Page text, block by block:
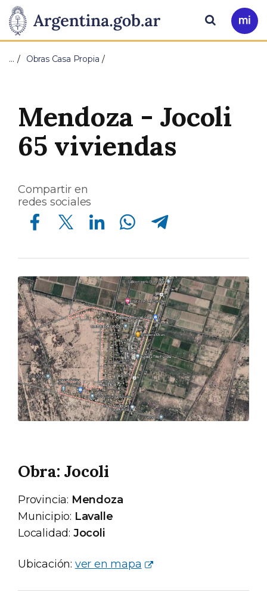
Presidencia
de
Nación
Pasar al contenido principal
Ir
a
Buscar
… Obras Casa Propia
Mendoza - Jocoli
65 viviendas
Compartir en
redes sociales
Compartir en Facebook Compartir en Twitter Compartir en Linkedin Compartir en Whatsapp Compartir en Telegram
Obra: Jocoli
Provincia: Mendoza
Municipio: Lavalle
Localidad: Jocoli
Ubicación: ver en mapa